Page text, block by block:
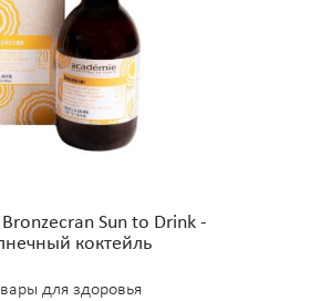
Sun to Drink -
коктейль
для здоровья